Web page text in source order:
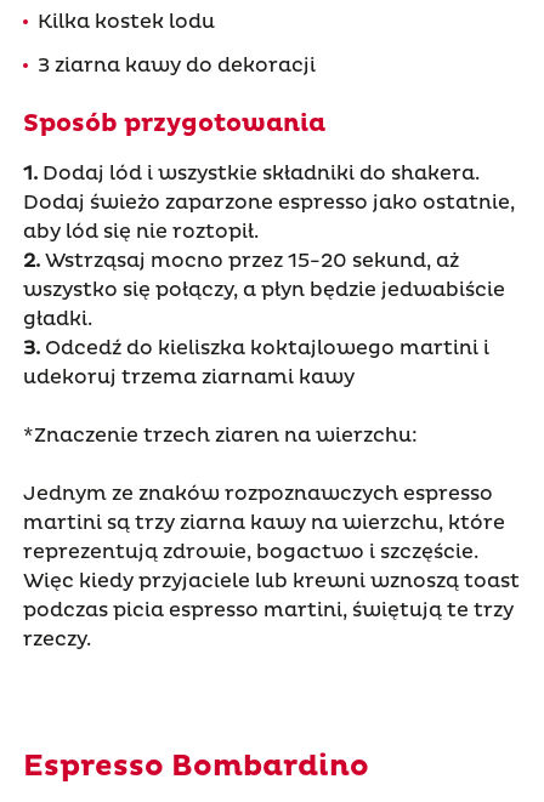
Kilka kostek lodu
3 ziarna kawy do dekoracji
Sposób przygotowania
1. Dodaj lód i wszystkie składniki do shakera.
Dodaj świeżo zaparzone espresso jako ostatnie,
aby lód się nie roztopił.
2. Wstrząsaj mocno przez 15-20 sekund, aż
wszystko się połączy, a płyn będzie jedwabiście
gładki.
3.Odcedź do kieliszka koktajlowego martini i
udekoruj trzema ziarnami kawy
*Znaczenie trzech ziaren na wierzchu:
Jednym ze znaków rozpoznawczych espresso
martini są trzy ziarna kawy na wierzchu, które
reprezentują zdrowie, bogactwo i szczęście.
Więc kiedy przyjaciele lub krewni wznoszą toast
podczas picia espresso martini, świętują te trzy
rzeczy.
Espresso Bombardino